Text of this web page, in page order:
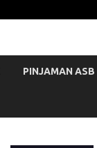
PINJAMAN ASB